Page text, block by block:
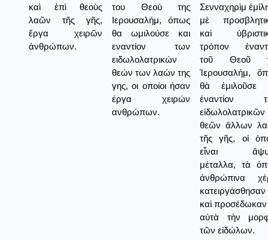
καὶ ἐπὶ θεοὺς
λαῶν τῆς γῆς,
ἔργα χειρῶν
ἀνθρώπων.
του Θεού της
Ιερουσαλήμ, όπως
θα ωμιλούσε και
εναντίον των
ειδωλολατρικών
θεών των λαών της
γης, οι οποίοι ήσαν
έργα χειρών
ανθρώπων.
Σενναχηρὶμ
μὲ
καὶ
τρόπον
τοῦ Θεοῦ
Ἱερουσαλήμ,
θὰ ἐμιλοῦσε
ἐναντίον
εἰδωλολατρικῶν
θεῶν ἄλλων
τῆς γῆς, οἱ
εἶναι
μέταλλα, τὰ
ἀνθρώπινα
κατειργάσθησαν
καὶ προσέδωκαν
αὐτὰ τὴν
τῶν εἰδώλων.